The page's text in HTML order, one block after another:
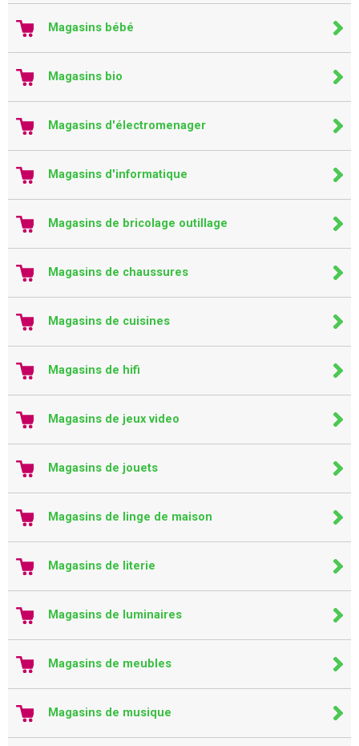
Magasins bébé
Magasins bio
Magasins d'électromenager
Magasins d'informatique
Magasins de bricolage outillage
Magasins de chaussures
Magasins de cuisines
Magasins de hifi
Magasins de jeux video
Magasins de jouets
Magasins de linge de maison
Magasins de literie
Magasins de luminaires
Magasins de meubles
Magasins de musique